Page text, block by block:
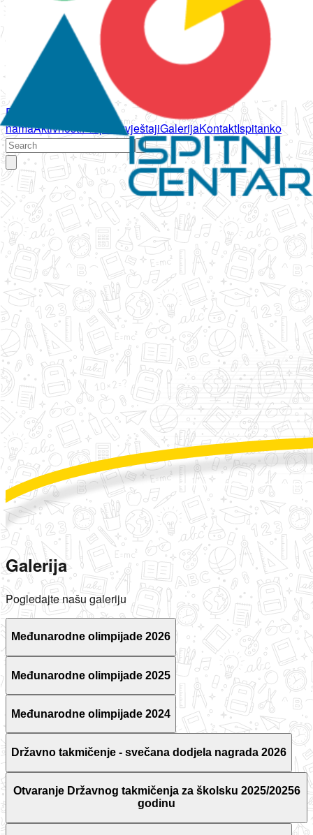
Početna
namaAktivnostiPropisi IzvještajiGalerijaKontaktIspitanko
Galerija
Pogledajte našu galeriju
Međunarodne olimpijade 2026
Međunarodne olimpijade 2025
Međunarodne olimpijade 2024
Državno takmičenje - svečana dodjela nagrada 2026
Otvaranje Državnog takmičenja za školsku 2025/20256
godinu